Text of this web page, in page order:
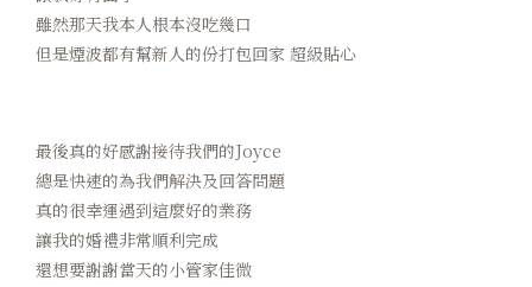
雖然那天我本人根本沒吃幾口
但是煙波都有幫新人的份打包回家 超級貼心
最後真的好感謝接待我們的Joyce
總是快速的為我們解決及回答問題
真的很幸運遇到這麼好的業務
讓我的婚禮非常順利完成
還想要謝謝當天的小管家佳微